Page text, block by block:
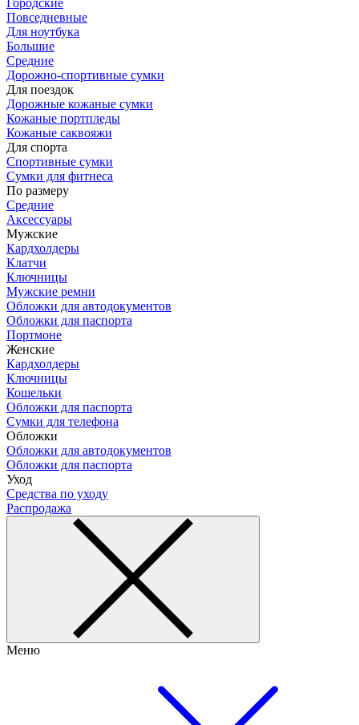
Городские
Повседневные
Для ноутбука
Большие
Средние
Дорожно-спортивные сумки
Для поездок
Дорожные кожаные сумки
Кожаные портпледы
Кожаные саквояжи
Для спорта
Спортивные сумки
Сумки для фитнеса
По размеру
Средние
Аксессуары
Мужские
Кардхолдеры
Клатчи
Ключницы
Мужские ремни
Обложки для автодокументов
Обложки для паспорта
Портмоне
Женские
Кардхолдеры
Ключницы
Кошельки
Обложки для паспорта
Сумки для телефона
Обложки
Обложки для автодокументов
Обложки для паспорта
Уход
Средства по уходу
Распродажа
Меню